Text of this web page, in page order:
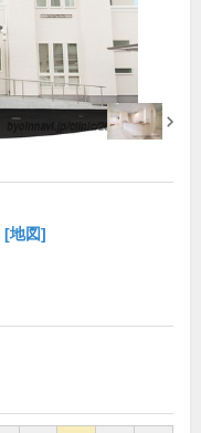
[地図]